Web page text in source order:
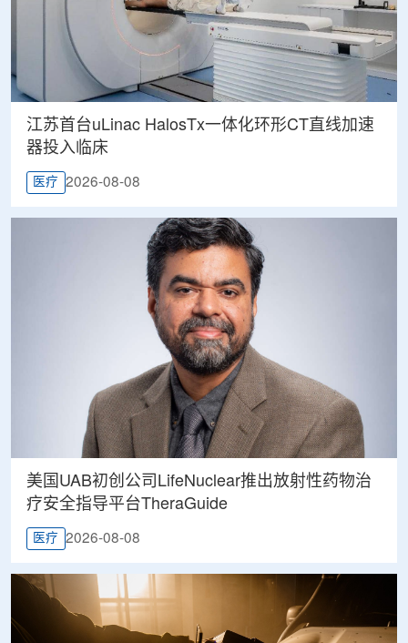
江苏首台uLinac HalosTx一体化环形CT直线加速
器投入临床
医疗 2026-08-08
美国UAB初创公司LifeNuclear推出放射性药物治
疗安全指导平台TheraGuide
医疗 2026-08-08